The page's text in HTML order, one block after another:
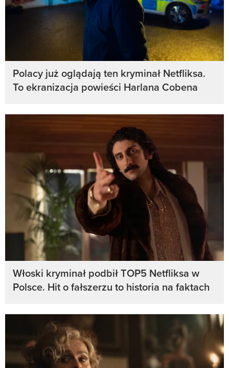
Polacy już oglądają ten kryminał Netfliksa.
To ekranizacja powieści Harlana Cobena
Włoski kryminał podbił TOP5 Netfliksa w
Polsce. Hit o fałszerzu to historia na faktach